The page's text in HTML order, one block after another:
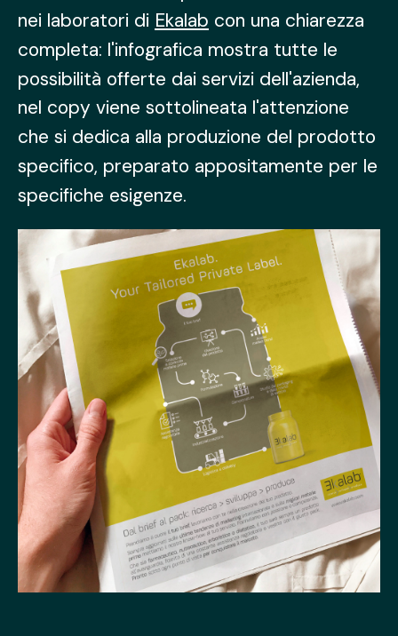
nei laboratori di Ekalab con una chiarezza
nei laboratori di Ekalab con una chiarezza
completa: l'infografica mostra tutte le
completa: l'infografica mostra tutte le
possibilità offerte dai servizi dell'azienda,
possibilità offerte dai servizi dell'azienda,
nel copy viene sottolineata l'attenzione
nel copy viene sottolineata l'attenzione
che si dedica alla produzione del prodotto
che si dedica alla produzione del prodotto
specifico, preparato appositamente per le
specifico, preparato appositamente per le
specifiche esigenze.
specifiche esigenze.